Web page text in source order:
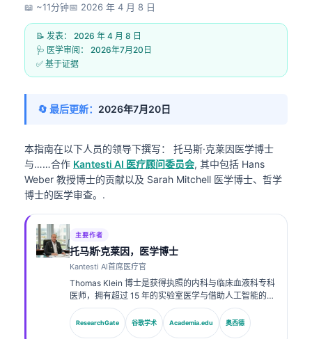
📖 ~11分钟📅 2026 年 4 月 8 日
📝 发表： 2026 年 4 月 8 日
🩺 医学审阅： 2026年7月20日
✅ 基于证据
🔄 最后更新： 2026年7月20日
本指南在以下人员的领导下撰写： 托马斯·克莱因医学博士
与……合作 Kantesti AI 医疗顾问委员会, 其中包括 Hans
Weber 教授博士的贡献以及 Sarah Mitchell 医学博士、哲学
博士的医学审查。.
主要作者
托马斯·克莱因，医学博士
Kantesti AI首席医疗官
Thomas Klein 博士是获得执照的内科与临床血液科专科
医师，拥有超过 15 年的实验室医学与借助人工智能的临
床分析经验。作为 Kantesti AI 的首席医疗官，他负责对
专有神经网络的医学准确性进行临床监督。Klein 博士在
生物标志物解读以及实验室医学相关的实验室诊断方面
ResearchGate 谷歌学术 Academia.edu 奥西德